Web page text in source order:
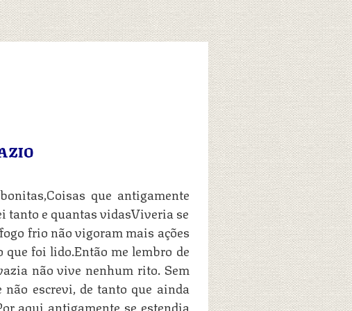
que antigamente
tanto e quantas vidasViveria se
frio não vigoram mais ações
que foi lido.Então me lembro de
não vive nenhum rito. Sem
escrevi, de tanto que ainda
aqui antigamente se estendia